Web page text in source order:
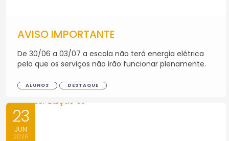
AVISO IMPORTANTE
De 30/06 a 03/07 a escola não terá energia elétrica
pelo que os serviços não irão funcionar plenamente.
ALUNOS DESTAQUE
23
JUN
2026